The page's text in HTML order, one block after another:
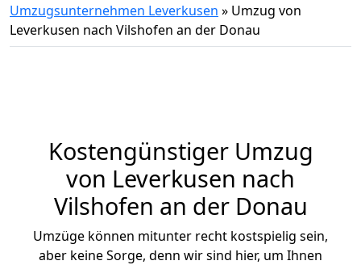
Umzugsunternehmen Leverkusen » Umzug von
Leverkusen nach Vilshofen an der Donau
Kostengünstiger Umzug
von Leverkusen nach
Vilshofen an der Donau
Umzüge können mitunter recht kostspielig sein,
aber keine Sorge, denn wir sind hier, um Ihnen